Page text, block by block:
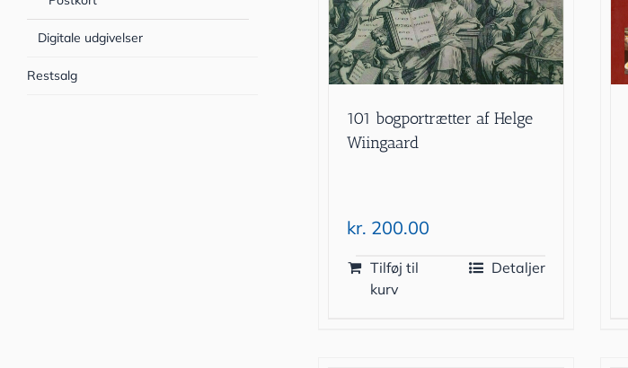
101 bogportrætter af Helge
Wiingaard
kr. 200.00
Tilføj til
kurv
Detaljer
Digitale udgivelser
Restsalg